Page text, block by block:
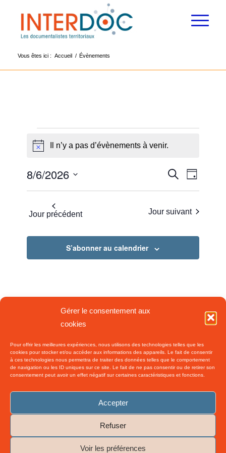
Gérer le consentement aux
cookies
Pour offrir les meilleures expériences, nous utilisons des technologies telles que les
cookies pour stocker et/ou accéder aux informations des appareils. Le fait de consentir
à ces technologies nous permettra de traiter des données telles que le comportement
de navigation ou les ID uniques sur ce site. Le fait de ne pas consentir ou de retirer son
consentement peut avoir un effet négatif sur certaines caractéristiques et fonctions.
Accepter
Refuser
Voir les préférences
Vous êtes ici : Accueil / Évènements
Évènements
for
6
août
2026
Notice
Il n’y a pas d’évènements à venir.
et
de
vues
Recherche
de
vues
Jour
8/6/2026
date.
Jour précédent Jour suivant
S’abonner au calendrier
©2026 Interdoc. Tous droits réservés.– Réalisation :Patrick LENORMAND -